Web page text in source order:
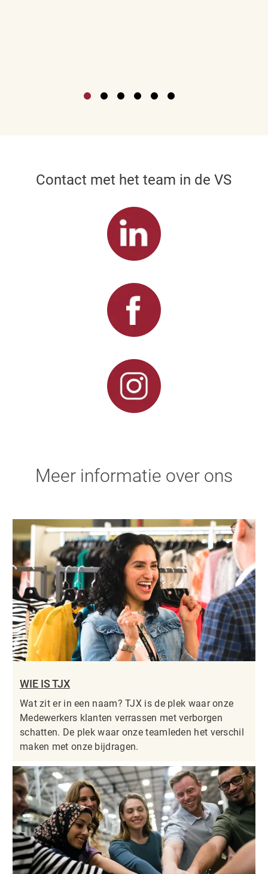
Contact met het team in de VS
Meer informatie over ons
WIE IS TJX
Wat zit er in een naam? TJX is de plek waar onze
Medewerkers klanten verrassen met verborgen
schatten. De plek waar onze teamleden het verschil
maken met onze bijdragen.